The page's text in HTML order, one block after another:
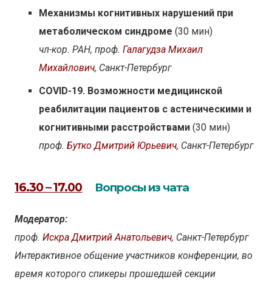
Механизмы когнитивных нарушений при
метаболическом синдроме (30 мин)
чл-кор. РАН, проф. Галагудза Михаил
Михайлович, Санкт-Петербург
COVID-19. Возможности медицинской
реабилитации пациентов с астеническими и
когнитивными расстройствами (30 мин)
проф. Бутко Дмитрий Юрьевич, Санкт-Петербург
16.30 – 17.00 Вопросы из чата
Модератор:
проф. Искра Дмитрий Анатольевич, Санкт-Петербург
Интерактивное общение участников конференции, во
время которого спикеры прошедшей секции